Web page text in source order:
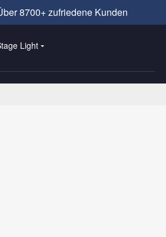
8700+ zufriedene Kunden
Light